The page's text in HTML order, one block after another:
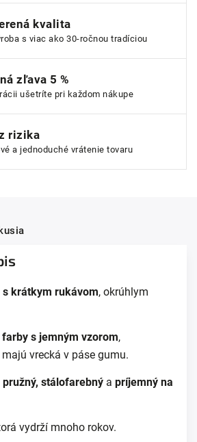
kvalita
s viac ako 30-ročnou tradíciou
zľava 5 %
ušetríte pri každom nákupe
rizika
a jednoduché vrátenie tovaru
s krátkym rukávom, okrúhlym
s jemným vzorom,
vrecká v páse gumu.
stálofarebný a príjemný na
vydrží mnoho rokov.